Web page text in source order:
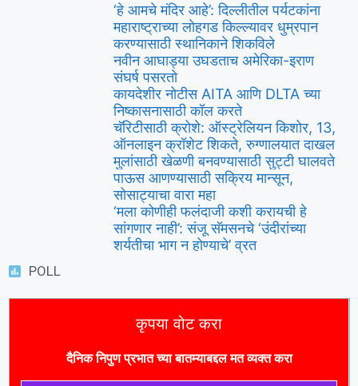
‘हे आमचे मंदिर आहे’: दिल्लीतील पर्यटकांना
महाराष्ट्राच्या लोहगड किल्ल्यावर धुम्रपान
करण्यासाठी स्थानिकाने शिकविले
नवीन आघाड्या उघडताच अमेरिका-इराण
संघर्ष पसरतो
कायदेशीर नोटीस AITA आणि DLTA च्या
निष्कासनासाठी कॉल करते
चॅरिटीसाठी क्रोशे: ऑस्ट्रेलियन किशोर, 13,
ऑनलाइन क्रॉशेट शिकते, रुग्णालयात दाखल
मुलांसाठी खेळणी बनवण्यासाठी सुट्टी घालवते
पाऊस आणण्यासाठी सक्रिय मान्सून,
सोसाट्याचा वारा महा
‘मला कोणीही फलंदाजी कशी करायची हे
सांगणार नाही’: संजू सॅमसनचे ‘उंदीरांच्या
शर्यतीचा भाग न होण्याचे’ व्रत
POLL
कृपया वोट करा
दैनिक निपुण प्रभात च्या बातम्याबद्दल मत व्यक्त करा